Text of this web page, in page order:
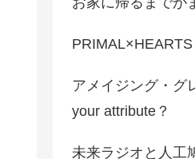
PRIMAL×HEARTS
アメイジング・グ
your attribute？
未来ラジオと人工